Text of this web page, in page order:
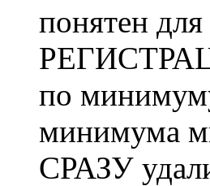
понятен
по
минимума
СРАЗУ